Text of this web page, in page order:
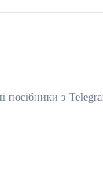
посібники з